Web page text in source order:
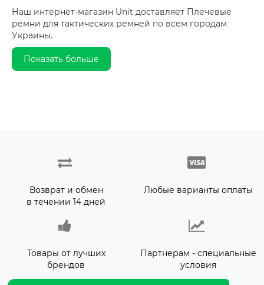
Наш интернет-магазин Unit доставляет Плечевые
ремни для тактических ремней по всем городам
Украины.
Показать больше
Возврат и обмен
в течении 14 дней
Любые варианты оплаты
Товары от лучших
брендов
Партнерам - специальные
условия